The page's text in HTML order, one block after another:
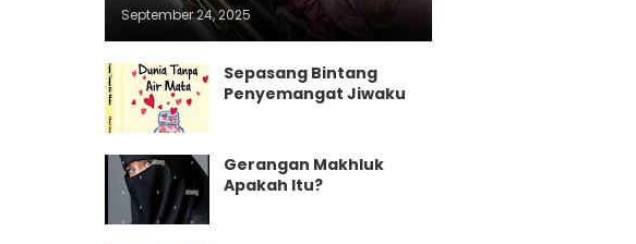
September 24, 2025
Sepasang Bintang
Penyemangat Jiwaku
Gerangan Makhluk
Apakah Itu?